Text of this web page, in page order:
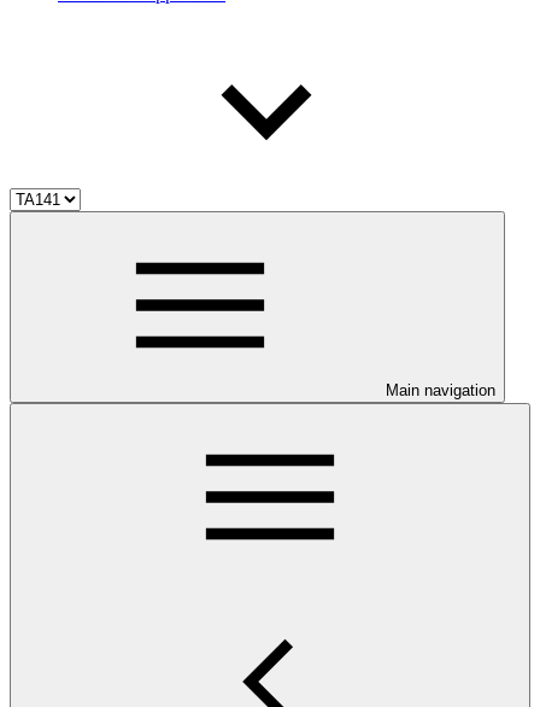
Main navigation